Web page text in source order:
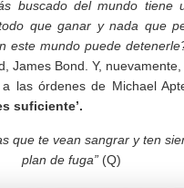
buscado del mundo tiene
que ganar y nada que
este mundo puede
James Bond. Y,
las órdenes de Michael
suficiente’.
que te vean sangrar y ten
plan de fuga”(Q)